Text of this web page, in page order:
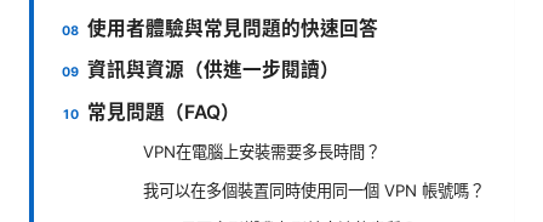
使用者體驗與常見問題的快速回答
資訊與資源（供進一步閱讀）
常見問題（FAQ）
VPN在電腦上安裝需要多長時間？
我可以在多個裝置同時使用同一個 VPN 帳號嗎？